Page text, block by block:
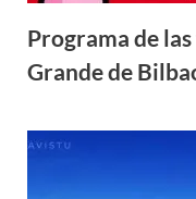
Programa de
Grande de